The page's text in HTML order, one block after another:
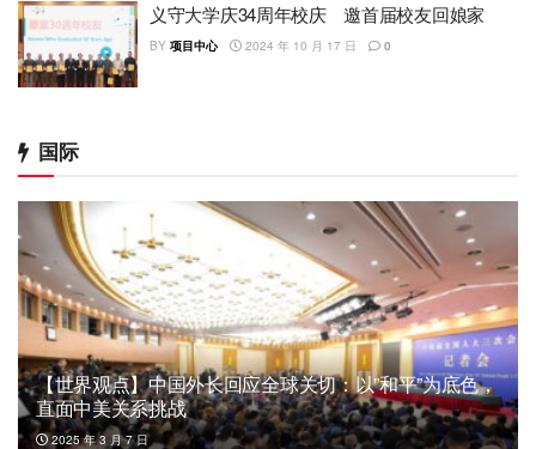
义守大学庆34周年校庆 邀首届校友回娘家
BY 项目中心 2024 年 10 月 17 日 0
国际
【世界观点】中国外长回应全球关切：以”和平”为底色，
直面中美关系挑战
2025 年 3 月 7 日